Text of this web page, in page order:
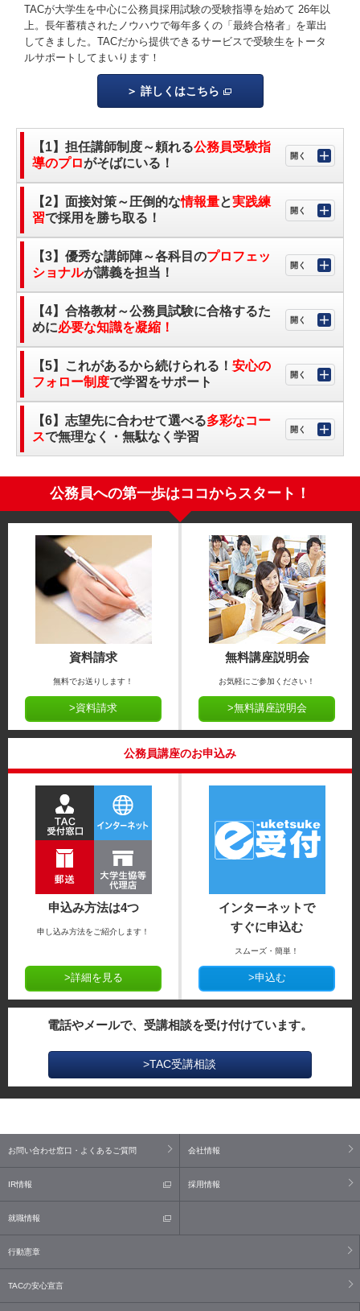
TACが大学生を中心に公務員採用試験の受験指導を始めて 26年以
上。長年蓄積されたノウハウで毎年多くの「最終合格者」を輩出
してきました。TACだから提供できるサービスで受験生をトータ
ルサポートしてまいります！
詳しくはこちら
【1】担任講師制度～頼れる公務員受験指
導のプロがそばにいる！
【2】面接対策～圧倒的な情報量と実践練
習で採用を勝ち取る！
【3】優秀な講師陣～各科目のプロフェッ
ショナルが講義を担当！
【4】合格教材～公務員試験に合格するた
めに必要な知識を凝縮！
【5】これがあるから続けられる！ 安心の
フォロー制度で学習をサポート
【6】志望先に合わせて選べる多彩なコー
スで無理なく・無駄なく学習
公務員への第一歩はココからスタート！
資料請求
無料でお送りします！
>資料請求
無料講座説明会
お気軽にご参加ください！
>無料講座説明会
公務員講座のお申込み
申込み方法は4つ
申し込み方法をご紹介します！
>詳細を見る
インターネットで
すぐに申込む
スムーズ・簡単！
>申込む
電話やメールで、受講相談を受け付けています。
>TAC受講相談
お問い合わせ窓口・よくあるご質問 会社情報
IR情報 採用情報
就職情報
行動憲章
TACの安心宣言